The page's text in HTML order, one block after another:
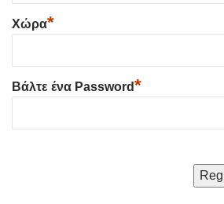
Χώρα*
Βάλτε ένα Password*